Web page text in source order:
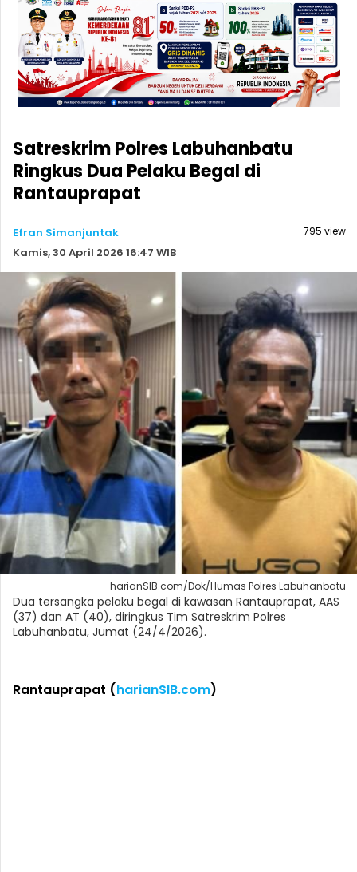
Satreskrim Polres Labuhanbatu
Ringkus Dua Pelaku Begal di
Rantauprapat
Efran Simanjuntak
Kamis, 30 April 2026 16:47 WIB
795 view
harianSIB.com/Dok/Humas Polres Labuhanbatu
Dua tersangka pelaku begal di kawasan Rantauprapat, AAS
(37) dan AT (40), diringkus Tim Satreskrim Polres
Labuhanbatu, Jumat (24/4/2026).
Rantauprapat (harianSIB.com)